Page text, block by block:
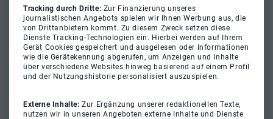
Tracking durch Dritte: Zur Finanzierung unseres
journalistischen Angebots spielen wir Ihnen Werbung aus, die
von Drittanbietern kommt. Zu diesem Zweck setzen diese
Dienste Tracking-Technologien ein. Hierbei werden auf Ihrem
Gerät Cookies gespeichert und ausgelesen oder Informationen
wie die Gerätekennung abgerufen, um Anzeigen und Inhalte
über verschiedene Websites hinweg basierend auf einem Profil
und der Nutzungshistorie personalisiert auszuspielen.
Externe Inhalte:Zur Ergänzung unserer redaktionellen Texte,
nutzen wir in unseren Angeboten externe Inhalte und Dienste